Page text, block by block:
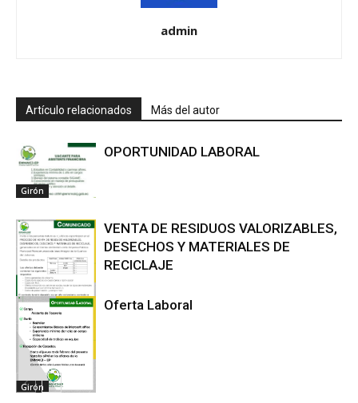
admin
Artículo relacionados Más del autor
Girón
OPORTUNIDAD LABORAL
Girón
VENTA DE RESIDUOS VALORIZABLES,
DESECHOS Y MATERIALES DE
RECICLAJE
Girón
Oferta Laboral